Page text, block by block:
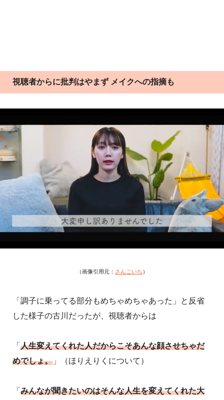
視聴者からに批判はやまず メイクへの指摘も
（画像引用元： さんこいち ）
「調子に乗ってる部分もめちゃめちゃあった」と反省
した様子の古川だったが、視聴者からは
「 人生変えてくれた人だからこそあんな顔させちゃだ
めでしょ。 」（ほりえりくについて）
「 みんなが聞きたいのはそんな人生を変えてくれた大